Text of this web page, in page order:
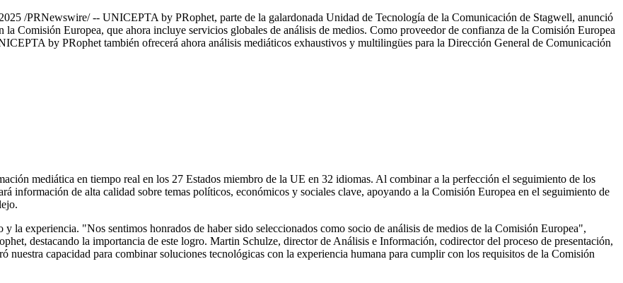
/PRNewswire/ -- UNICEPTA by PRophet, parte de la galardonada Unidad de Tecnología de la Comunicación de Stagwell, anunció
Comisión Europea, que ahora incluye servicios globales de análisis de medios. Como proveedor de confianza de la Comisión Europea
by PRophet también ofrecerá ahora análisis mediáticos exhaustivos y multilingües para la Dirección General de Comunicación
mediática en tiempo real en los 27 Estados miembro de la UE en 32 idiomas. Al combinar a la perfección el seguimiento de los
información de alta calidad sobre temas políticos, económicos y sociales clave, apoyando a la Comisión Europea en el seguimiento de
la experiencia. "Nos sentimos honrados de haber sido seleccionados como socio de análisis de medios de la Comisión Europea",
destacando la importancia de este logro. Martin Schulze, director de Análisis e Información, codirector del proceso de presentación,
nuestra capacidad para combinar soluciones tecnológicas con la experiencia humana para cumplir con los requisitos de la Comisión